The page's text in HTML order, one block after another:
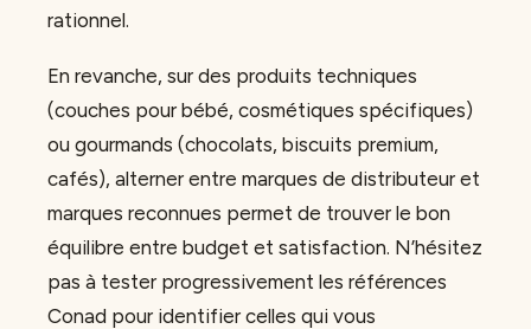
rationnel.
En revanche, sur des produits techniques
(couches pour bébé, cosmétiques spécifiques)
ou gourmands (chocolats, biscuits premium,
cafés), alterner entre marques de distributeur et
marques reconnues permet de trouver le bon
équilibre entre budget et satisfaction. N’hésitez
pas à tester progressivement les références
Conad pour identifier celles qui vous